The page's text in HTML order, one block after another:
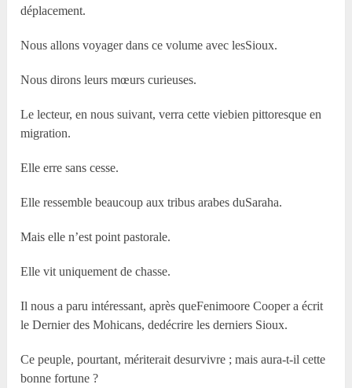
déplacement.
Nous allons voyager dans ce volume avec lesSioux.
Nous dirons leurs mœurs curieuses.
Le lecteur, en nous suivant, verra cette viebien pittoresque en
migration.
Elle erre sans cesse.
Elle ressemble beaucoup aux tribus arabes duSaraha.
Mais elle n’est point pastorale.
Elle vit uniquement de chasse.
Il nous a paru intéressant, après queFenimoore Cooper a écrit
le Dernier des Mohicans, dedécrire les derniers Sioux.
Ce peuple, pourtant, mériterait desurvivre ; mais aura-t-il cette
bonne fortune ?